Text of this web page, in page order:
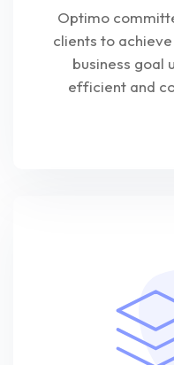
Optimo
clients to
business goal
efficient and